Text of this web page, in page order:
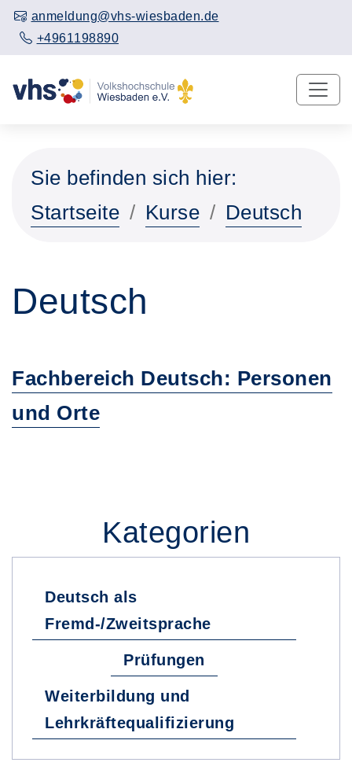
anmeldung@vhs-wiesbaden.de
+4961198890
Sie befinden sich hier:
Startseite
Kurse Deutsch
Deutsch
Fachbereich Deutsch: Personen
und Orte
Kategorien
Deutsch als
Fremd-/Zweitsprache
Prüfungen
Weiterbildung und
Lehrkräftequalifizierung